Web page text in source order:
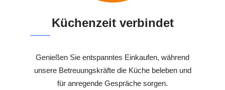
Küchenzeit verbindet
Genießen Sie entspanntes Einkaufen, während
unsere Betreuungskräfte die Küche beleben und
für anregende Gespräche sorgen.